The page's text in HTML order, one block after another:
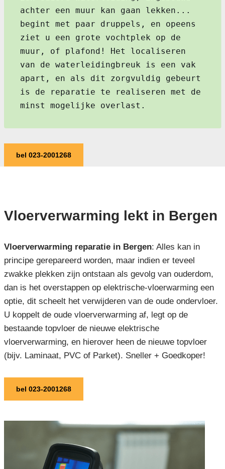
achter een muur kan gaan lekken...
begint met paar druppels, en opeens
ziet u een grote vochtplek op de
muur, of plafond! Het localiseren
van de waterleidingbreuk is een vak
apart, en als dit zorgvuldig gebeurt
is de reparatie te realiseren met de
minst mogelijke overlast.
bel 023-2001268
Vloerverwarming lekt in Bergen
Vloerverwarming reparatie in Bergen: Alles kan in
principe gerepareerd worden, maar indien er teveel
zwakke plekken zijn ontstaan als gevolg van ouderdom,
dan is het overstappen op elektrische-vloerwarming een
optie, dit scheelt het verwijderen van de oude ondervloer.
U koppelt de oude vloerverwarming af, legt op de
bestaande topvloer de nieuwe elektrische
vloerverwarming, en hierover heen de nieuwe topvloer
(bijv. Laminaat, PVC of Parket). Sneller + Goedkoper!
bel 023-2001268